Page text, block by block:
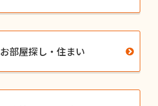
お部屋探し・住まい